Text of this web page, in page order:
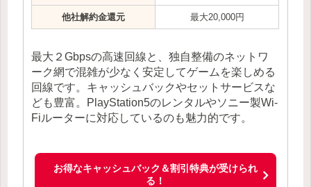
他社解約金還元 最大20,000円
最大２Gbpsの高速回線と、独自整備のネットワ
ーク網で混雑が少なく安定してゲームを楽しめる
回線です。キャッシュバックやセットサービスな
ども豊富。PlayStation5のレンタルやソニー製Wi-
Fiルーターに対応しているのも魅力的です。
お得なキャッシュバック＆割引特典が受けられ
る！